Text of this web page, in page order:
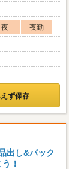
夜
夜勤
ず保存
出し&パック
！